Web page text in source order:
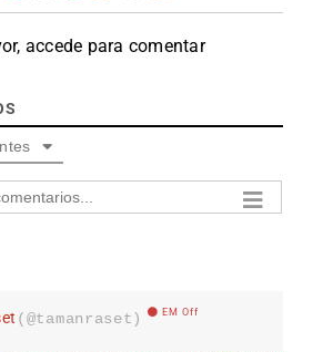
accede para comentar
(@tamanraset) EM Off